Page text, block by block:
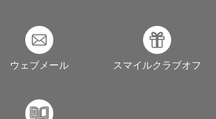
ウェブメール スマイルクラブオフ